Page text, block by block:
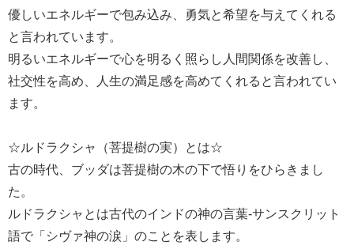
優しいエネルギーで包み込み、勇気と希望を与えてくれる
と言われています。
明るいエネルギーで心を明るく照らし人間関係を改善し、
社交性を高め、人生の満足感を高めてくれると言われてい
ます。
☆ルドラクシャ（菩提樹の実）とは☆
古の時代、ブッダは菩提樹の木の下で悟りをひらきまし
た。
ルドラクシャとは古代のインドの神の言葉-サンスクリット
語で「シヴァ神の涙」のことを表します。